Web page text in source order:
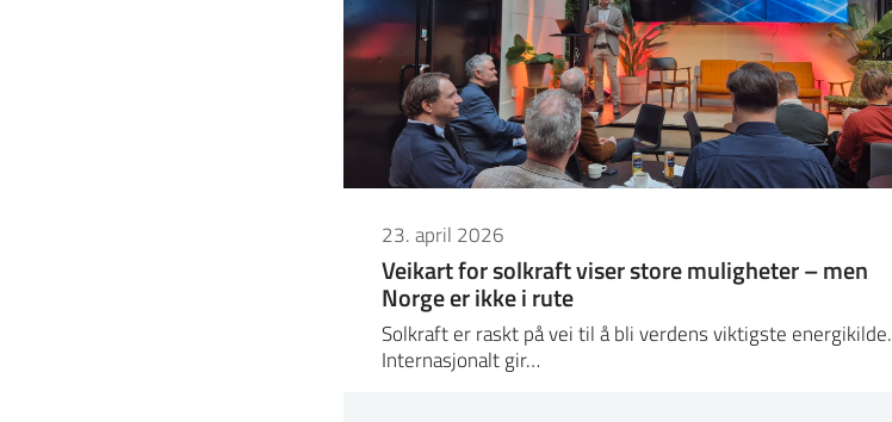
23. april 2026
Veikart for solkraft viser store muligheter – men
Norge er ikke i rute
Solkraft er raskt på vei til å bli verdens viktigste energikilde.
Internasjonalt gir…